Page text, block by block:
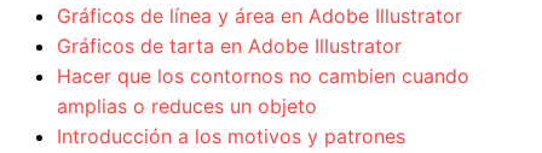
Gráficos de línea y área en Adobe Illustrator
Gráficos de tarta en Adobe Illustrator
Hacer que los contornos no cambien cuando
amplias o reduces un objeto
Introducción a los motivos y patrones